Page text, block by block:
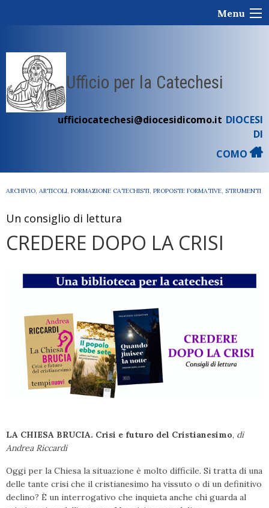
Menu
Ufficio per la Catechesi
ufficiocatechesi@diocesidicomo.it DIOCESI
DI
COMO
ARCHIVIO, ARTICOLI, FORMAZIONE CATECHISTI, PROPOSTE FORMATIVE, STRUMENTI
Un consiglio di lettura
CREDERE DOPO LA CRISI
LA CHIESA BRUCIA. Crisi e futuro del Cristianesimo, di
Andrea Riccardi
Oggi per la Chiesa la situazione è molto difficile. Si tratta di una
delle tante crisi che il cristianesimo ha vissuto o di un definitivo
declino? È un interrogativo che inquieta anche chi guarda al